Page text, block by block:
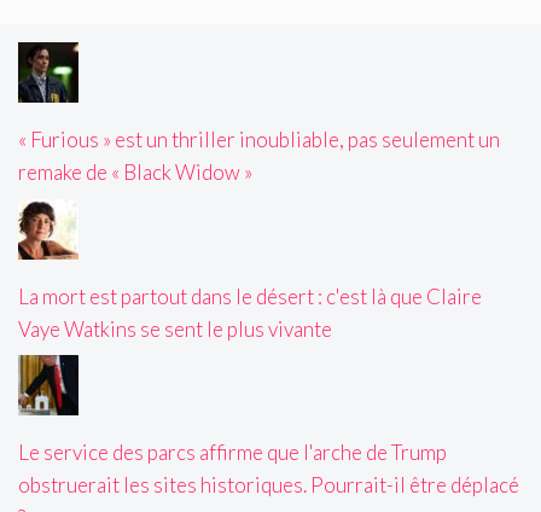
« Furious » est un thriller inoubliable, pas seulement un
remake de « Black Widow »
La mort est partout dans le désert : c'est là que Claire
Vaye Watkins se sent le plus vivante
Le service des parcs affirme que l'arche de Trump
obstruerait les sites historiques. Pourrait-il être déplacé